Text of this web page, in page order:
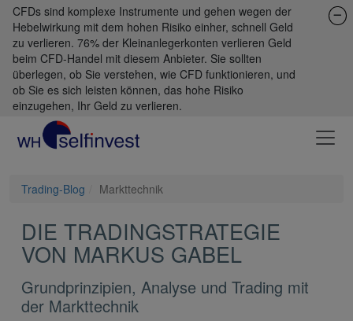
CFDs sind komplexe Instrumente und gehen wegen der
Hebelwirkung mit dem hohen Risiko einher, schnell Geld
zu verlieren. 76% der Kleinanlegerkonten verlieren Geld
beim CFD-Handel mit diesem Anbieter. Sie sollten
überlegen, ob Sie verstehen, wie CFD funktionieren, und
ob Sie es sich leisten können, das hohe Risiko
einzugehen, Ihr Geld zu verlieren.
Trading-Blog Markttechnik
DIE TRADINGSTRATEGIE
VON MARKUS GABEL
Grundprinzipien, Analyse und Trading mit
der Markttechnik